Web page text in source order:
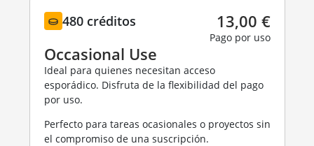
480 créditos 13,00 €
Pago por uso
Occasional Use
Ideal para quienes necesitan acceso
esporádico. Disfruta de la flexibilidad del pago
por uso.
Perfecto para tareas ocasionales o proyectos sin
el compromiso de una suscripción.